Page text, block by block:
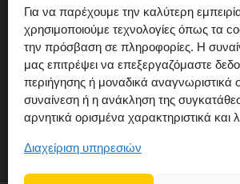
Για να παρέχουμε την καλύτερη
χρησιμοποιούμε τεχνολογίες όπως τα
την πρόσβαση σε πληροφορίες. Η
μας επιτρέψει να επεξεργαζόμαστε
περιήγησης ή μοναδικά αναγνωριστικά
συναίνεση ή η ανάκληση της
αρνητικά ορισμένα χαρακτηριστικά και
Διαχείριση υπηρεσιών
Διαβατά
+30 2310 781628
+30 693 744 4655 (WhatsApp)
+30 693 744 4655 (Viber)
+30 2310 783655 (Fax)